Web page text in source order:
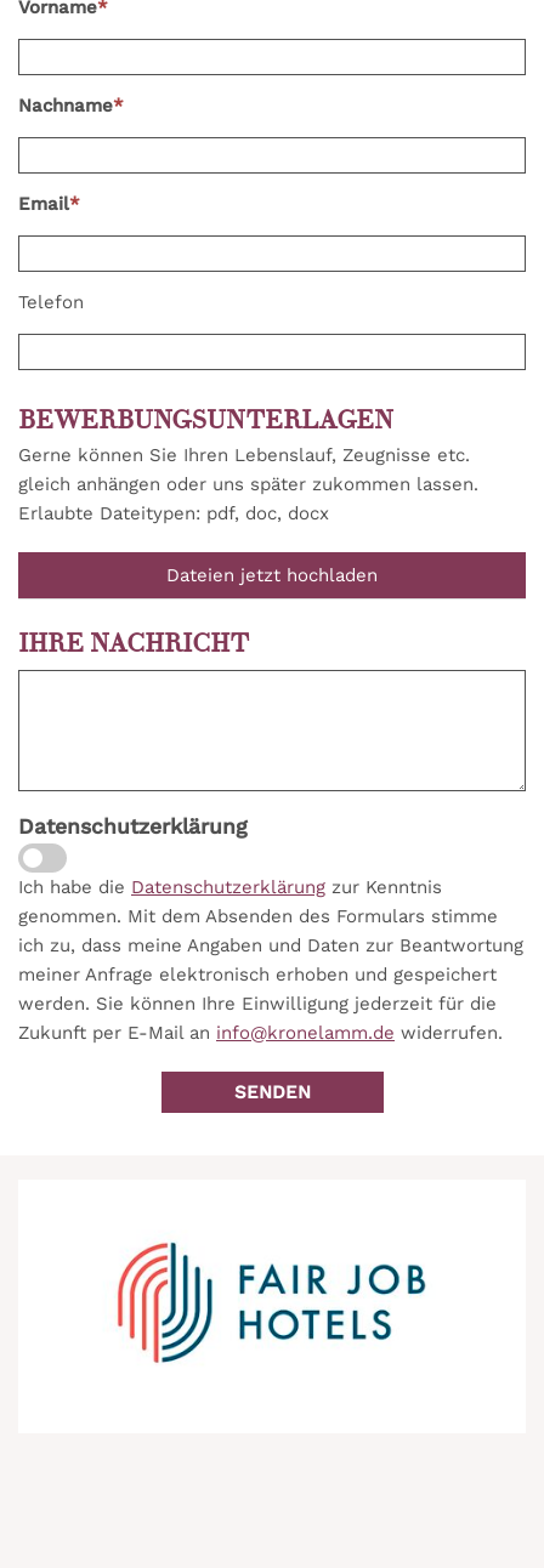
Vorname*
Nachname*
Email*
Telefon
BEWERBUNGSUNTERLAGEN
Gerne können Sie Ihren Lebenslauf, Zeugnisse etc.
gleich anhängen oder uns später zukommen lassen.
Erlaubte Dateitypen: pdf, doc, docx
Dateien jetzt hochladen
IHRE NACHRICHT
Datenschutzerklärung
Ich habe die Datenschutzerklärung zur Kenntnis
genommen. Mit dem Absenden des Formulars stimme
ich zu, dass meine Angaben und Daten zur Beantwortung
meiner Anfrage elektronisch erhoben und gespeichert
werden. Sie können Ihre Einwilligung jederzeit für die
Zukunft per E-Mail an info@kronelamm.de widerrufen.